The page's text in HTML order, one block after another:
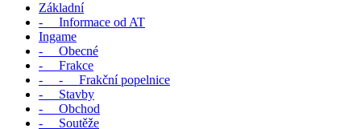
Základní
- Informace od AT
Ingame
- Obecné
- Frakce
- - Frakční popelnice
- Stavby
- Obchod
- Soutěže